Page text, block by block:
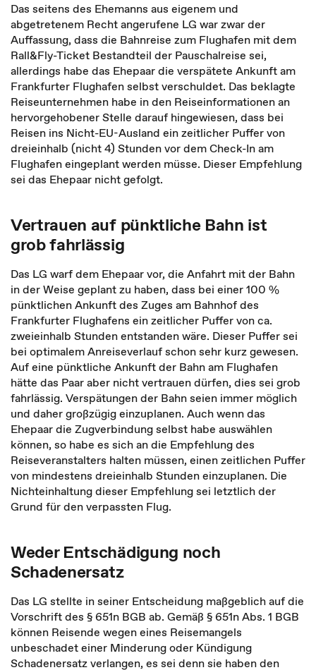
Das seitens des Ehemanns aus eigenem und
abgetretenem Recht angerufene LG war zwar der
Auffassung, dass die Bahnreise zum Flughafen mit dem
Rall&Fly-Ticket Bestandteil der Pauschalreise sei,
allerdings habe das Ehepaar die verspätete Ankunft am
Frankfurter Flughafen selbst verschuldet. Das beklagte
Reiseunternehmen habe in den Reiseinformationen an
hervorgehobener Stelle darauf hingewiesen, dass bei
Reisen ins Nicht-EU-Ausland ein zeitlicher Puffer von
dreieinhalb (nicht 4) Stunden vor dem Check-In am
Flughafen eingeplant werden müsse. Dieser Empfehlung
sei das Ehepaar nicht gefolgt.
Vertrauen auf pünktliche Bahn ist
grob fahrlässig
Das LG warf dem Ehepaar vor, die Anfahrt mit der Bahn
in der Weise geplant zu haben, dass bei einer 100 %
pünktlichen Ankunft des Zuges am Bahnhof des
Frankfurter Flughafens ein zeitlicher Puffer von ca.
zweieinhalb Stunden entstanden wäre. Dieser Puffer sei
bei optimalem Anreiseverlauf schon sehr kurz gewesen.
Auf eine pünktliche Ankunft der Bahn am Flughafen
hätte das Paar aber nicht vertrauen dürfen, dies sei grob
fahrlässig. Verspätungen der Bahn seien immer möglich
und daher großzügig einzuplanen. Auch wenn das
Ehepaar die Zugverbindung selbst habe auswählen
können, so habe es sich an die Empfehlung des
Reiseveranstalters halten müssen, einen zeitlichen Puffer
von mindestens dreieinhalb Stunden einzuplanen. Die
Nichteinhaltung dieser Empfehlung sei letztlich der
Grund für den verpassten Flug.
Weder Entschädigung noch
Schadenersatz
Das LG stellte in seiner Entscheidung maßgeblich auf die
Vorschrift des § 651n BGB ab. Gemäß § 651n Abs. 1 BGB
können Reisende wegen eines Reisemangels
unbeschadet einer Minderung oder Kündigung
Schadenersatz verlangen, es sei denn sie haben den